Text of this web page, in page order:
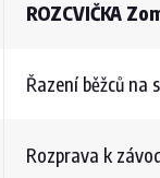
ROZCVIČKA
Řazení běžců na
Rozprava k